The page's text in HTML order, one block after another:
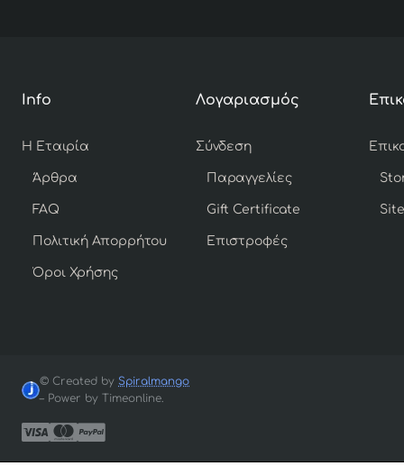
Info
Η Εταιρία
Άρθρα
FAQ
Πολιτική Απορρήτου
Όροι Χρήσης
Λογαριασμός
Σύνδεση
Παραγγελίες
Gift Certificate
Επιστροφές
© Created by Spiralmango
– Power by Timeonline.